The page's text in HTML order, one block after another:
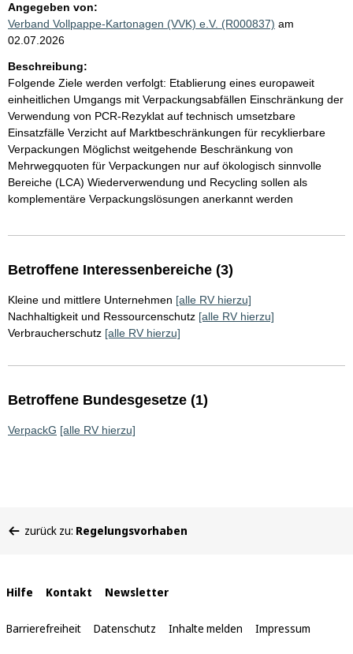
Angegeben von:
Verband Vollpappe-Kartonagen (VVK) e.V. (R000837) am
02.07.2026
Beschreibung:
Folgende Ziele werden verfolgt: Etablierung eines europaweit
einheitlichen Umgangs mit Verpackungsabfällen Einschränkung der
Verwendung von PCR-Rezyklat auf technisch umsetzbare
Einsatzfälle Verzicht auf Marktbeschränkungen für recyklierbare
Verpackungen Möglichst weitgehende Beschränkung von
Mehrwegquoten für Verpackungen nur auf ökologisch sinnvolle
Bereiche (LCA) Wiederverwendung und Recycling sollen als
komplementäre Verpackungslösungen anerkannt werden
Betroffene Interessenbereiche (3)
Kleine und mittlere Unternehmen [alle RV hierzu]
Nachhaltigkeit und Ressourcenschutz [alle RV hierzu]
Verbraucherschutz [alle RV hierzu]
Betroffene Bundesgesetze (1)
VerpackG [alle RV hierzu]
befinden
zurück zu: Regelungsvorhaben
Interne
Links
Hilfe Kontakt Newsletter
Barrierefreiheit Datenschutz Inhalte melden Impressum